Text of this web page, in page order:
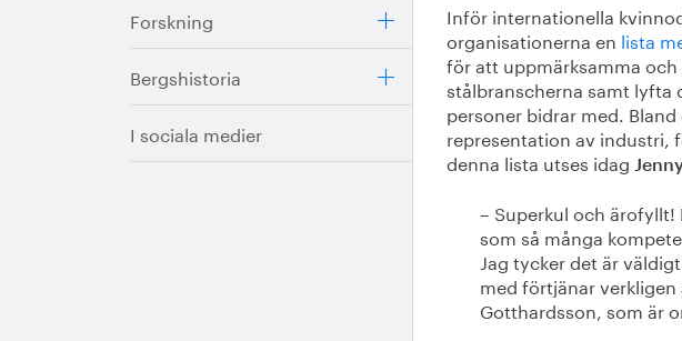
Forskning
Bergshistoria
I sociala medier
Inför internationella
organisationerna en lista
för att uppmärksamma
stålbranscherna samt lyfta
personer bidrar med.
representation av industri,
denna lista utses idag
– Superkul och
som så många
Jag tycker det är
med förtjänar
Gotthardsson, som är